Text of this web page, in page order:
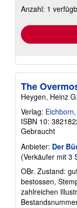
Anzahl: 1
The
Heygen, Heinz
Verlag:
ISBN 10:
Gebraucht
Anbieter: Der
(Verkäufer mit 3
OBr. Zustand:
bestossen,
zahlreichen